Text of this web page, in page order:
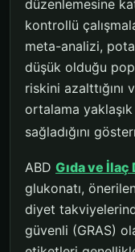
düzenlemesine
kontrollü
meta-analizi,
düşük olduğu
riskini azalttığını
ortalama
sağladığını
ABD Gıda ve
glukonatı,
diyet
güvenli (GRAS)